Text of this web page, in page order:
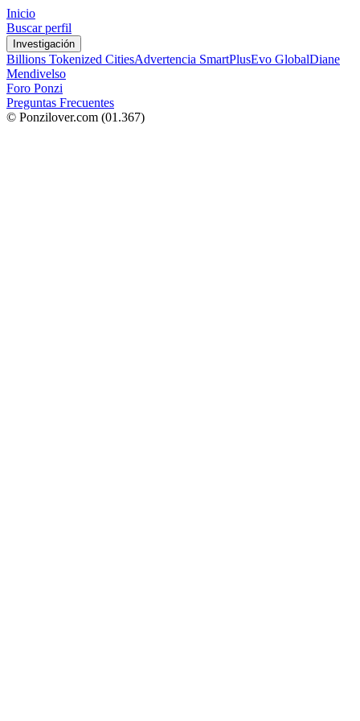
Inicio
Buscar perfil
Investigación
Billions Tokenized CitiesAdvertencia SmartPlusEvo GlobalDiane
Mendivelso
Foro Ponzi
Preguntas Frecuentes
© Ponzilover.com (01.367)